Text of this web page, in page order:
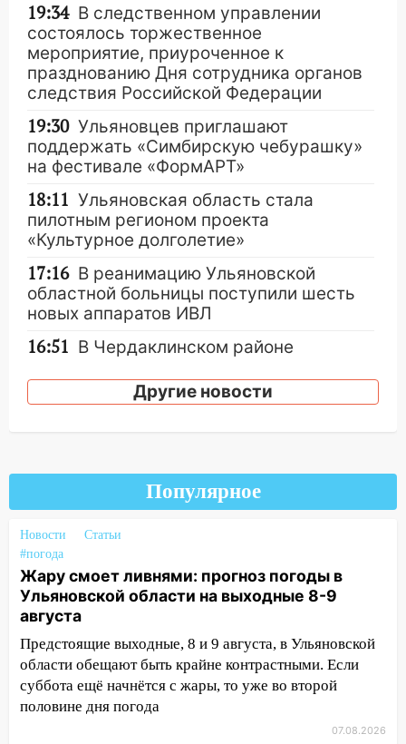
19:34 В следственном управлении
состоялось торжественное
мероприятие, приуроченное к
празднованию Дня сотрудника органов
следствия Российской Федерации
19:30 Ульяновцев приглашают
поддержать «Симбирскую чебурашку»
на фестивале «ФормАРТ»
18:11 Ульяновская область стала
пилотным регионом проекта
«Культурное долголетие»
17:16 В реанимацию Ульяновской
областной больницы поступили шесть
новых аппаратов ИВЛ
16:51 В Чердаклинском районе
и проводят новое освещение
В Ульяновске бесплатно покажут
матч «Волги» под открытым небом
16:12
разработают отечественный прибор для
цифровой ПЦР
15:47 Ульяновцы могут вернуть деньги
за абонементы закрывшегося фитнес-
клуба «Рекорд-Fitness»
15:34 После вмешательства
прокуратуры в селах Ульяновской
области привели в порядок детские
Другие новости
Популярное
Новости
Статьи
#погода
Жару смоет ливнями: прогноз погоды в
Ульяновской области на выходные 8-9
августа
Предстоящие выходные, 8 и 9 августа, в Ульяновской
области обещают быть крайне контрастными. Если
суббота ещё начнётся с жары, то уже во второй
половине дня погода
07.08.2026